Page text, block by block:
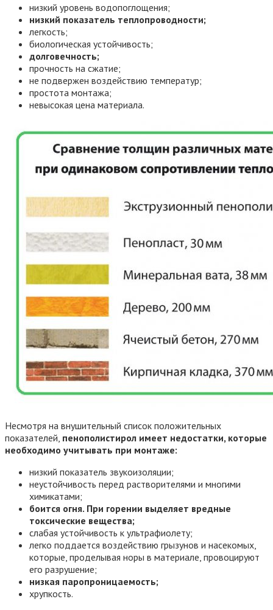
низкий уровень водопоглощения;
низкий показатель теплопроводности;
легкость;
биологическая устойчивость;
долговечность;
прочность на сжатие;
не подвержен воздействию температур;
простота монтажа;
невысокая цена материала.
Несмотря на внушительный список положительных
показателей, пенополистирол имеет недостатки, которые
необходимо учитывать при монтаже:
низкий показатель звукоизоляции;
неустойчивость перед растворителями и многими
химикатами;
боится огня. При горении выделяет вредные
токсические вещества;
слабая устойчивость к ультрафиолету;
легко поддается воздействию грызунов и насекомых,
которые, проделывая норы в материале, провоцируют
его разрушение;
низкая паропроницаемость;
хрупкость.